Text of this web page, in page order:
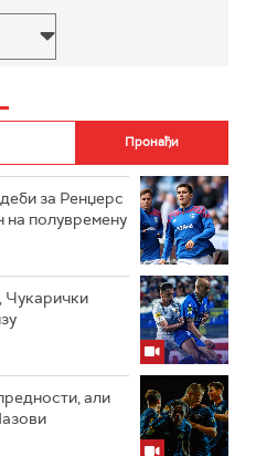
за Ренџерс
на полувремену
Чукарички
али